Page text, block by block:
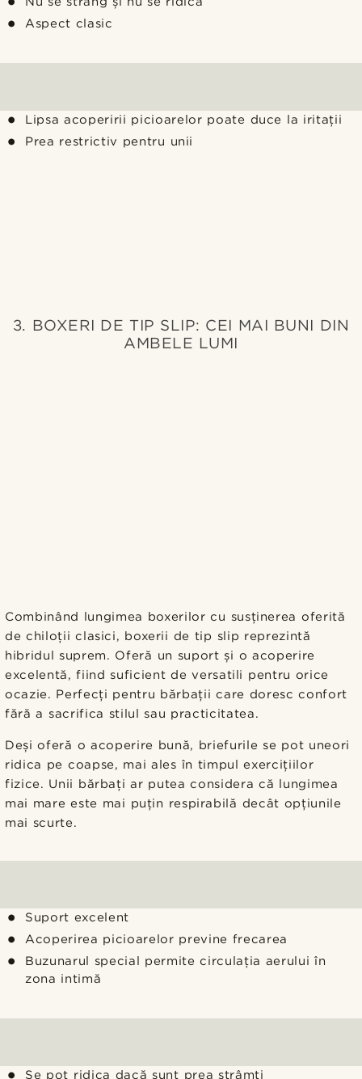
Aspect clasic
Lipsa acoperirii picioarelor poate duce la iritații
Prea restrictiv pentru unii
3. BOXERI DE TIP SLIP: CEI MAI BUNI DIN
AMBELE LUMI
Combinând lungimea boxerilor cu susținerea oferită
de chiloții clasici, boxerii de tip slip reprezintă
hibridul suprem. Oferă un suport și o acoperire
excelentă, fiind suficient de versatili pentru orice
ocazie. Perfecți pentru bărbații care doresc confort
fără a sacrifica stilul sau practicitatea.
Deși oferă o acoperire bună, briefurile se pot uneori
ridica pe coapse, mai ales în timpul exercițiilor
fizice. Unii bărbați ar putea considera că lungimea
mai mare este mai puțin respirabilă decât opțiunile
mai scurte.
Suport excelent
Acoperirea picioarelor previne frecarea
Buzunarul special permite circulația aerului în
zona intimă
Se pot ridica dacă sunt prea strâmți